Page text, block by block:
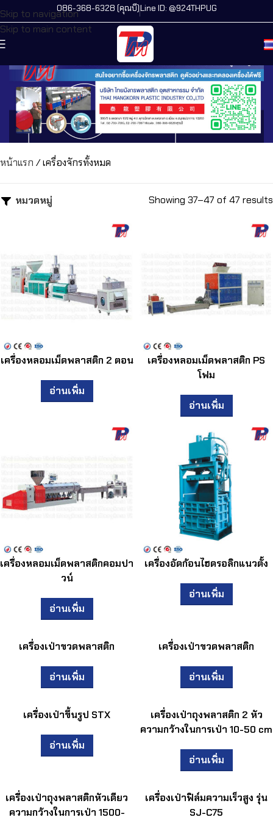
Skip to navigation
Skip to main content
086-368-6328 (คุณบี)Line ID: @924THPUG
หน้าแรก /เครื่องจักรทั้งหมด
หมวดหมู่ Showing 37–47 of 47 results
เครื่องหลอมเม็ดพลาสติก 2 ตอน
อ่านเพิ่ม
เครื่องหลอมเม็ดพลาสติก PS
โฟม
อ่านเพิ่ม
เครื่องหลอมเม็ดพลาสติกคอมปา
วน์
อ่านเพิ่ม
เครื่องอัดก้อนไฮดรอลิกแนวตั้ง
อ่านเพิ่ม
เครื่องเป่าขวดพลาสติก
อ่านเพิ่ม
เครื่องเป่าขวดพลาสติก
อ่านเพิ่ม
เครื่องเป่าขึ้นรูป STX
อ่านเพิ่ม
เครื่องเป่าถุงพลาสติก 2 หัว
ความกว้างในการเป่า 10-50 cm
อ่านเพิ่ม
เครื่องเป่าถุงพลาสติกหัวเดียว
ความกว้างในการเป่า 1500-
เครื่องเป่าฟิล์มความเร็วสูง รุ่น
SJ-C75